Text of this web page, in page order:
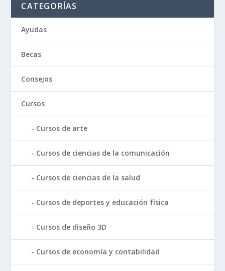
CATEGORÍAS
Ayudas
Becas
Consejos
Cursos
Cursos de arte
Cursos de ciencias de la comunicación
Cursos de ciencias de la salud
Cursos de deportes y educación física
Cursos de diseño 3D
Cursos de economía y contabilidad